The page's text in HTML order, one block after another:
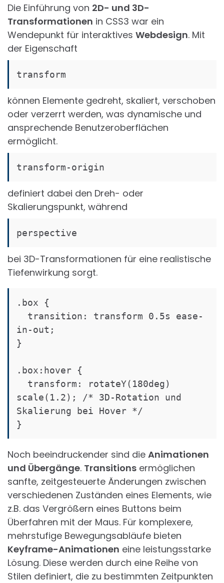
Die Einführung von 2D- und 3D-
Transformationen in CSS3 war ein
Wendepunkt für interaktives Webdesign. Mit
der Eigenschaft
transform
können Elemente gedreht, skaliert, verschoben
oder verzerrt werden, was dynamische und
ansprechende Benutzeroberflächen
ermöglicht.
transform-origin
definiert dabei den Dreh- oder
Skalierungspunkt, während
perspective
bei 3D-Transformationen für eine realistische
Tiefenwirkung sorgt.
.box {
in-out;
}
.box:hover {
scale(1.2); /* 3D-Rotation und
Skalierung bei Hover */
}
Noch beeindruckender sind die Animationen
und Übergänge. Transitions ermöglichen
sanfte, zeitgesteuerte Änderungen zwischen
verschiedenen Zuständen eines Elements, wie
z.B. das Vergrößern eines Buttons beim
Überfahren mit der Maus. Für komplexere,
mehrstufige Bewegungsabläufe bieten
Keyframe-Animationen eine leistungsstarke
Lösung. Diese werden durch eine Reihe von
Stilen definiert, die zu bestimmten Zeitpunkten